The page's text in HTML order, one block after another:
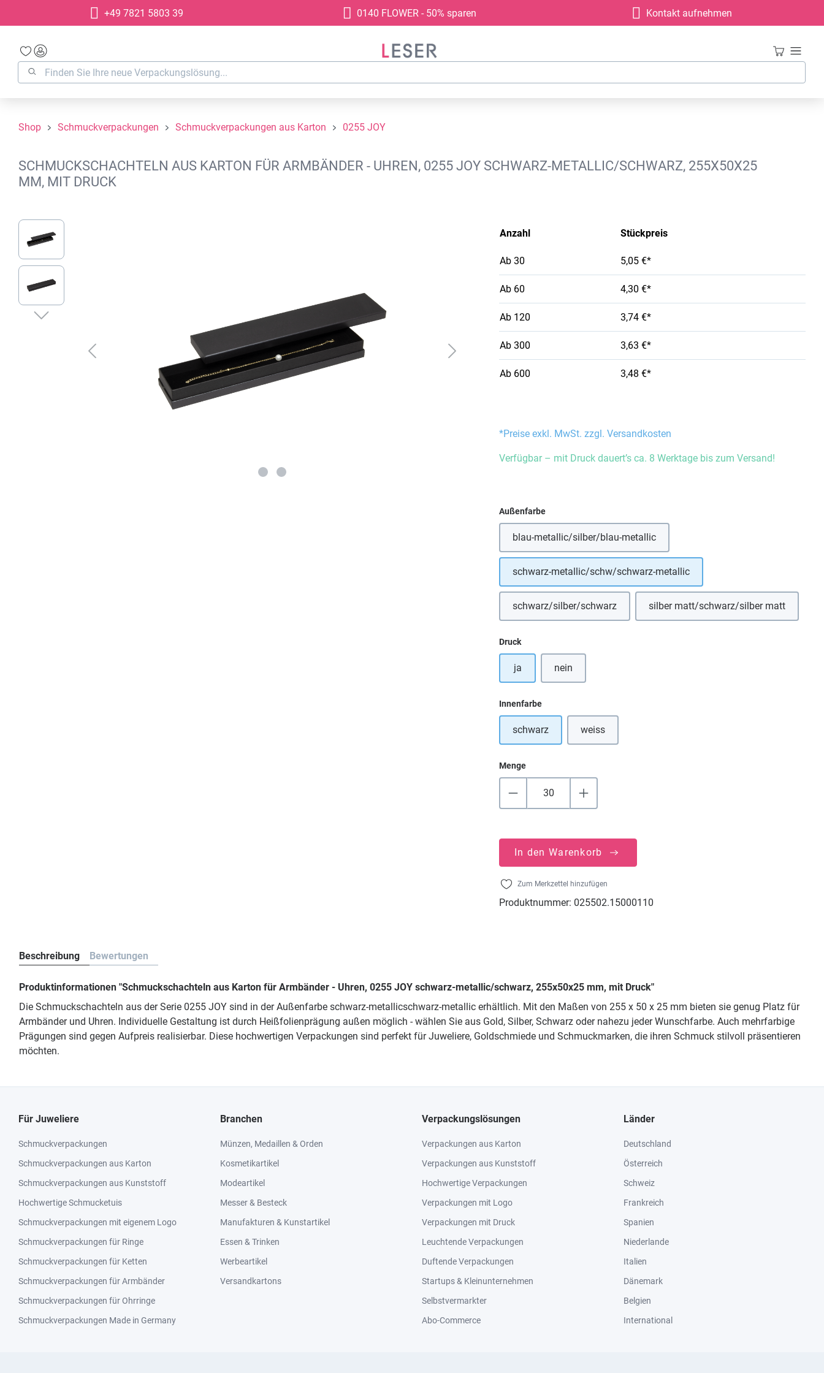
Zur Hauptnavigation springen
+49 7821 5803 39 0140 FLOWER - 50% sparen Kontakt aufnehmen
Shop Schmuckverpackungen Schmuckverpackungen aus Karton 0255 JOY
SCHMUCKSCHACHTELN AUS KARTON FÜR ARMBÄNDER - UHREN, 0255 JOY SCHWARZ-METALLIC/SCHWARZ, 255X50X25
MM, MIT DRUCK
Bildergalerie überspringen
Anzahl Stückpreis
Ab 30 5,05 €*
Ab 60 4,30 €*
Ab 120 3,74 €*
Ab 300 3,63 €*
Ab 600 3,48 €*
*Preise exkl. MwSt. zzgl. Versandkosten
Verfügbar – mit Druck dauert’s ca. 8 Werktage bis zum Versand!
Außenfarbeauswählen
blau-metallic/silber/blau-metallic(Diese Option ist zurzeit nicht verfügbar.)
schwarz-metallic/schw/schwarz-metallic
schwarz/silber/schwarz silber matt/schwarz/silber matt
Druckauswählen
ja nein
Innenfarbeauswählen
schwarz weiss(Diese Option ist zurzeit nicht verfügbar.)
Menge
In den Warenkorb
Zum Merkzettel hinzufügen
Produktnummer: 025502.15000110
Beschreibung Bewertungen
Produktinformationen "Schmuckschachteln aus Karton für Armbänder - Uhren, 0255 JOY schwarz-metallic/schwarz, 255x50x25 mm, mit Druck"
Die Schmuckschachteln aus der Serie 0255 JOY sind in der Außenfarbe schwarz-metallicschwarz-metallic erhältlich. Mit den Maßen von 255 x 50 x 25 mm bieten sie genug Platz für
Armbänder und Uhren. Individuelle Gestaltung ist durch Heißfolienprägung außen möglich - wählen Sie aus Gold, Silber, Schwarz oder nahezu jeder Wunschfarbe. Auch mehrfarbige
Prägungen sind gegen Aufpreis realisierbar. Diese hochwertigen Verpackungen sind perfekt für Juweliere, Goldschmiede und Schmuckmarken, die ihren Schmuck stilvoll präsentieren
möchten.
Für Juweliere
Schmuckverpackungen
Schmuckverpackungen aus Karton
Schmuckverpackungen aus Kunststoff
Hochwertige Schmucketuis
Schmuckverpackungen mit eigenem Logo
Schmuckverpackungen für Ringe
Schmuckverpackungen für Ketten
Schmuckverpackungen für Armbänder
Schmuckverpackungen für Ohrringe
Schmuckverpackungen Made in Germany
Branchen
Münzen, Medaillen & Orden
Kosmetikartikel
Modeartikel
Messer & Besteck
Manufakturen & Kunstartikel
Essen & Trinken
Werbeartikel
Versandkartons
Verpackungslösungen
Verpackungen aus Karton
Verpackungen aus Kunststoff
Hochwertige Verpackungen
Verpackungen mit Logo
Verpackungen mit Druck
Leuchtende Verpackungen
Duftende Verpackungen
Startups & Kleinunternehmen
Selbstvermarkter
Abo-Commerce
Länder
Deutschland
Österreich
Schweiz
Frankreich
Spanien
Niederlande
Italien
Dänemark
Belgien
International